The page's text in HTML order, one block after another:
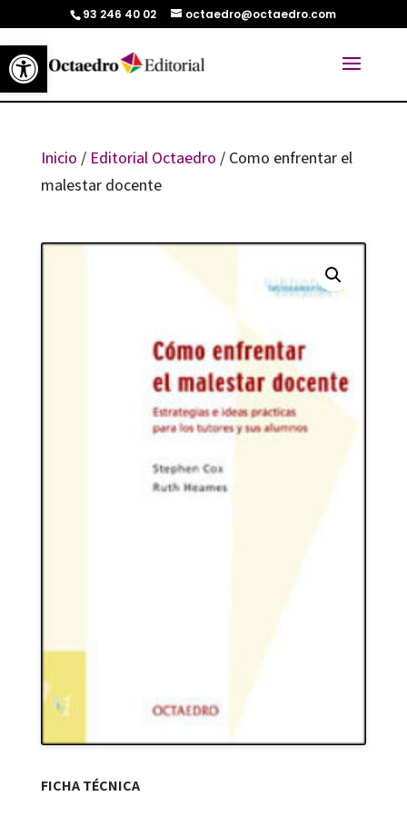
Abrir barra de herramientas
93 246 40 02 octaedro@octaedro.com
Inicio / Editorial Octaedro / Como enfrentar el
malestar docente
FICHA TÉCNICA